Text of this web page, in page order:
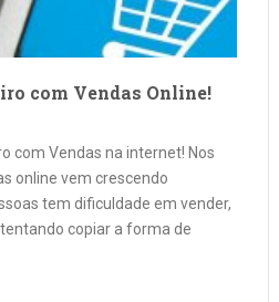
com Vendas Online!
com Vendas na internet! Nos
online vem crescendo
tem dificuldade em vender,
copiar a forma de
é por ai que você vai ter …